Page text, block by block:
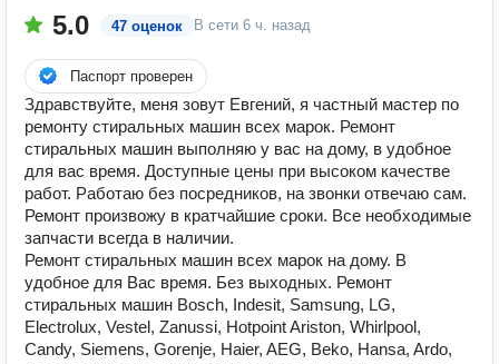
5.0 47 оценок В сети 6 ч. назад
Паспорт проверен
Здравствуйте, меня зовут Евгений, я частный мастер по
ремонту стиральных машин всех марок. Ремонт
стиральных машин выполняю у вас на дому, в удобное
для вас время. Доступные цены при высоком качестве
работ. Работаю без посредников, на звонки отвечаю сам.
Ремонт произвожу в кратчайшие сроки. Все необходимые
запчасти всегда в наличии.
Ремонт стиральных машин всех марок на дому. В
удобное для Вас время. Без выходных. Ремонт
стиральных машин Bosch, Indesit, Samsung, LG,
Electrolux, Vestel, Zanussi, Hotpoint Ariston, Whirlpool,
Candy, Siemens, Gorenje, Haier, AEG, Beko, Hansa, Ardo,